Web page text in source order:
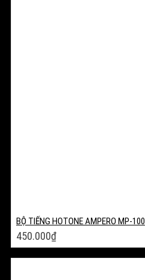
BỘ TIẾNG HOTONE AMPERO MP-100
450.000₫